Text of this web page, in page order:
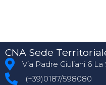
CNA Sede
Via Padre Giuliani 6 La
(+39)0187/598080